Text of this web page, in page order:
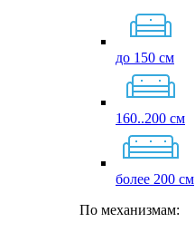
до 150 см
160..200 см
более 200 см
По механизмам: